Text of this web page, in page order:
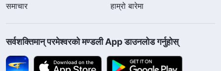
समाचार
हाम्रो बारेमा
सर्वशक्तिमान्‌ परमेश्‍वरको मण्डली App डाउनलोड गर्नुहोस्